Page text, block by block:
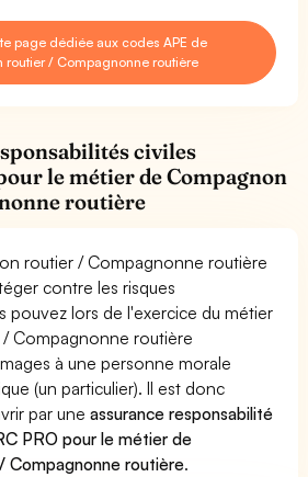
page dédiée aux codes APE de
routier / Compagnonne routière
civiles
le métier de Compagnon
routière
routier / Compagnonne routière
contre les risques
pouvez lors de l'exercice du métier
Compagnonne routière
à une personne morale
(un particulier). Il est donc
par uneassurance responsabilité
PRO pour le métier de
Compagnonne routière.